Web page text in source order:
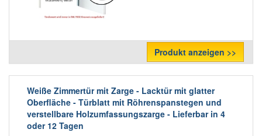
Produkt anzeigen >>
Weiße Zimmertür mit Zarge - Lacktür mit glatter
Oberfläche - Türblatt mit Röhrenspanstegen und
verstellbare Holzumfassungszarge - Lieferbar in 4
oder 12 Tagen